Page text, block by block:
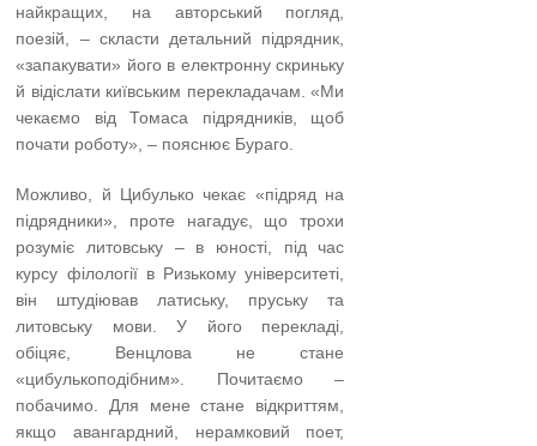
найкращих, на авторський погляд,
поезій, – скласти детальний підрядник,
«запакувати» його в електронну скриньку
й відіслати київським перекладачам. «Ми
чекаємо від Томаса підрядників, щоб
почати роботу», – пояснює Бураго.
Можливо, й Цибулько чекає «підряд на
підрядники», проте нагадує, що трохи
розуміє литовську – в юності, під час
курсу філології в Ризькому університеті,
він штудіював латиську, пруську та
литовську мови. У його перекладі,
обіцяє, Венцлова не стане
«цибулькоподібним». Почитаємо –
побачимо. Для мене стане відкриттям,
якщо авангардний, нерамковий поет,